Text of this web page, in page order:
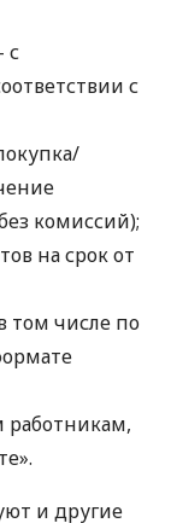
с
с
комиссий);
на срок от
том числе по
и другие